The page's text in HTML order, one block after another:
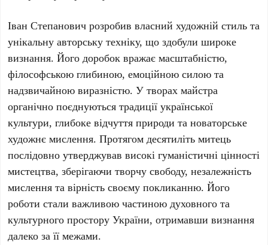
Іван Степанович розробив власний художній стиль та
унікальну авторську техніку, що здобули широке
визнання. Його доробок вражає масштабністю,
філософською глибиною, емоційною силою та
надзвичайною виразністю. У творах майстра
органічно поєднуються традиції української
культури, глибоке відчуття природи та новаторське
художнє мислення. Протягом десятиліть митець
послідовно утверджував високі гуманістичні цінності
мистецтва, зберігаючи творчу свободу, незалежність
мислення та вірність своєму покликанню. Його
роботи стали важливою частиною духовного та
культурного простору України, отримавши визнання
далеко за її межами.